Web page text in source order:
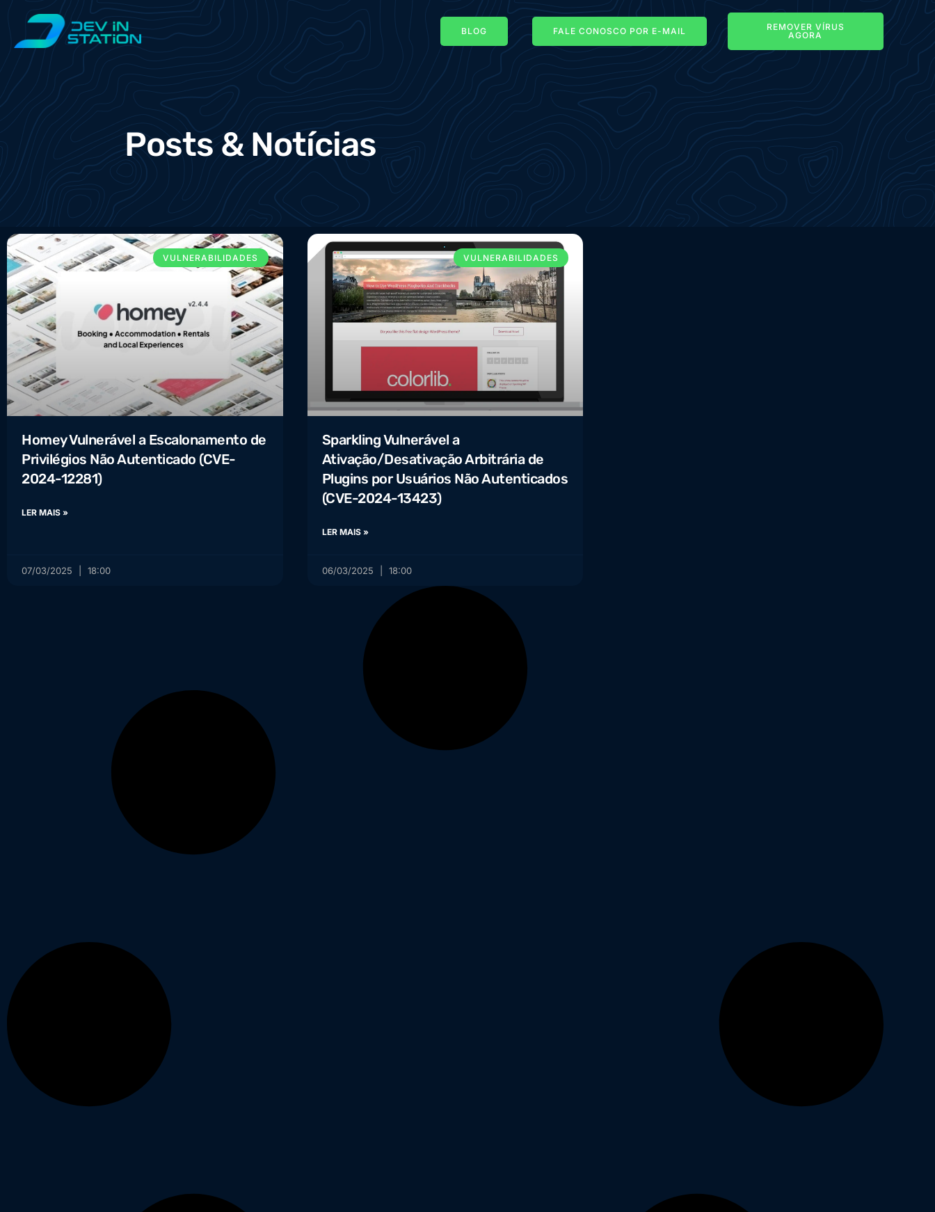
BLOG FALE CONOSCO POR E-MAIL
REMOVER VÍRUS
AGORA
Posts & Notícias
VULNERABILIDADES
Homey Vulnerável a Escalonamento de
Privilégios Não Autenticado (CVE-
2024-12281)
LER MAIS »
07/03/2025 18:00
VULNERABILIDADES
Sparkling Vulnerável a
Ativação/Desativação Arbitrária de
Plugins por Usuários Não Autenticados
(CVE-2024-13423)
LER MAIS »
06/03/2025 18:00